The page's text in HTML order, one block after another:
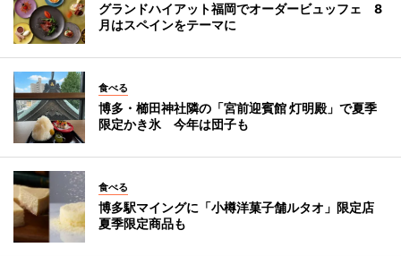
グランドハイアット福岡でオーダービュッフェ 8
月はスペインをテーマに
食べる
博多・櫛田神社隣の「宮前迎賓館 灯明殿」で夏季
限定かき氷 今年は団子も
食べる
博多駅マイングに「小樽洋菓子舗ルタオ」限定店
夏季限定商品も